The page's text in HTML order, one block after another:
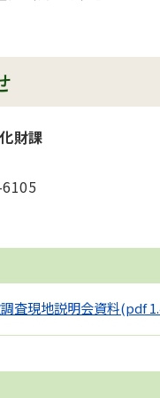
財課
査現地説明会資料(pdf